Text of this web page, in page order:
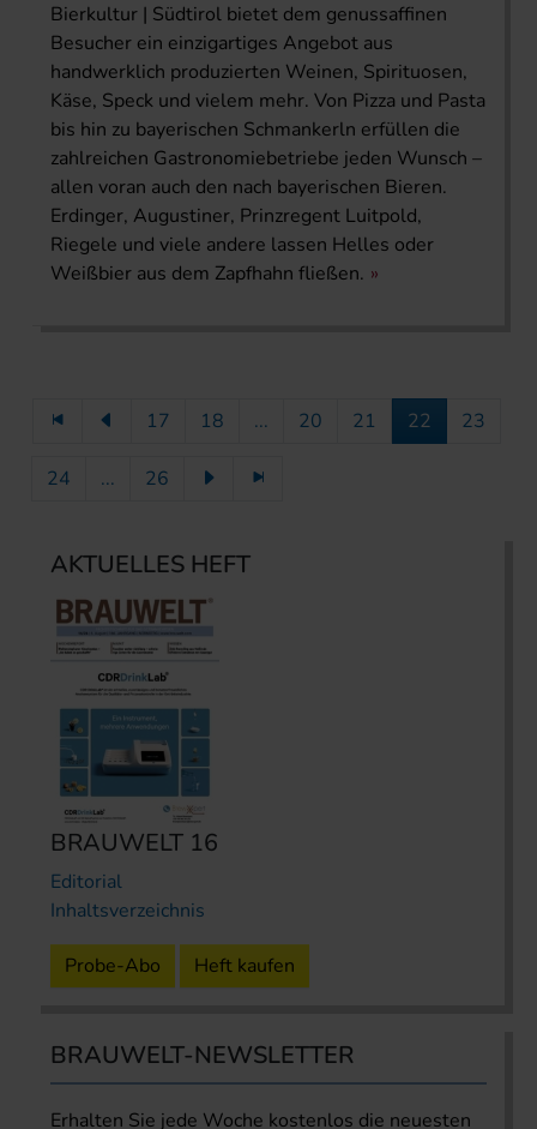
Bierkultur | Südtirol bietet dem genussaffinen
Besucher ein einzigartiges Angebot aus
handwerklich produzierten Weinen, Spirituosen,
Käse, Speck und vielem mehr. Von Pizza und Pasta
bis hin zu bayerischen Schmankerln erfüllen die
zahlreichen Gastronomiebetriebe jeden Wunsch –
allen voran auch den nach bayerischen Bieren.
Erdinger, Augustiner, Prinzregent Luitpold,
Riegele und viele andere lassen Helles oder
Weißbier aus dem Zapfhahn fließen.
17 18 ... 20 21 22 23
24 ... 26
AKTUELLES HEFT
BRAUWELT 16
Editorial
Inhaltsverzeichnis
Probe-Abo Heft kaufen
BRAUWELT-NEWSLETTER
Erhalten Sie jede Woche kostenlos die neuesten